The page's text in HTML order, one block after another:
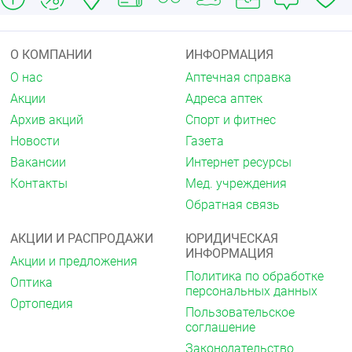
одновременное применение с ингибиторами
ангиотензин превращающего фермента (иАПФ)
разделы «Взаимодействие с другими
лекарственными средствами» и «Особые
беременность и период грудного
возраст до 18 лет (эффективность и
безопасность не установлены).
С осторожностью
При следующих заболеваниях/состояниях:
двусторонний стеноз почечных артерий или стеноз
артерии единственной почки, гиповолемические
состояния (в том числе диарея, рвота),
гипонатриемия (повышенный риск развития
артериальной гипотензии у пациентов,
находящихся на малосолевой или бессолевой
диете), гипохлоремический алкалоз,
гипомагниемия. заболевания соединительной
О КОМПАНИИ
О нас
Акции
Архив акций
Новости
Вакансии
Контакты
ИНФОРМАЦИЯ
Аптечная справка
Адреса аптек
Спорт и фитнес
Газета
Интернет ресурсы
Мед. учреждения
Обратная связь
АКЦИИ И РАСПРОДАЖИ
Акции и предложения
Оптика
Ортопедия
ЮРИДИЧЕСКАЯ
ИНФОРМАЦИЯ
Политика по обработке
персональных данных
Пользовательское
соглашение
Законодательство